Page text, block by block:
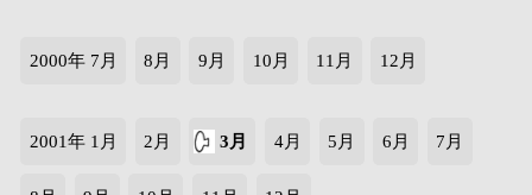
2000年 7月 8月 9月 10月 11月 12月
2001年 1月 2月 3月 4月 5月 6月 7月